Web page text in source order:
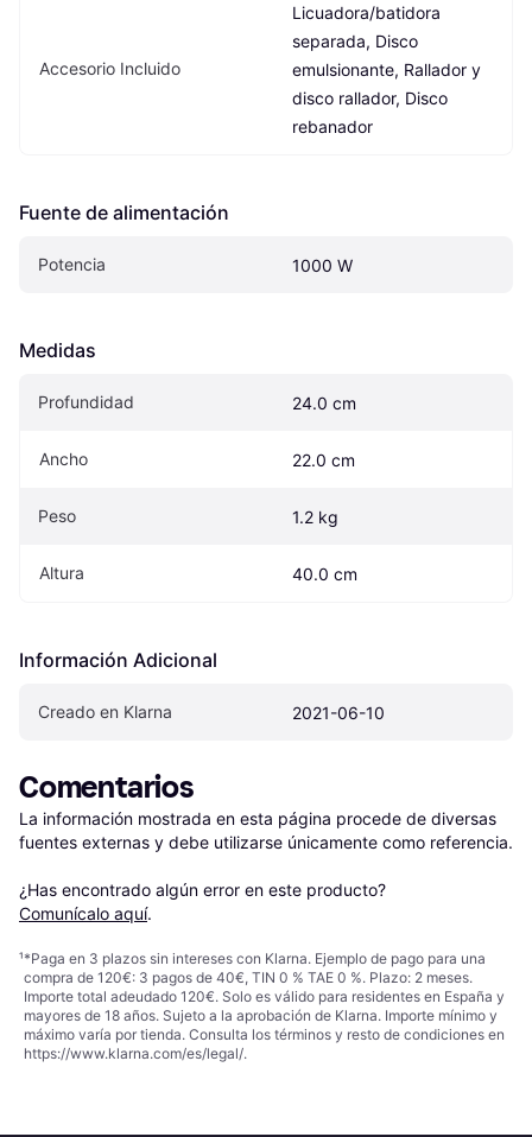
Accesorio Incluido
Licuadora/batidora
separada, Disco
emulsionante, Rallador y
disco rallador, Disco
rebanador
Fuente de alimentación
Potencia 1000 W
Medidas
Profundidad 24.0 cm
Ancho 22.0 cm
Peso 1.2 kg
Altura 40.0 cm
Información Adicional
Creado en Klarna 2021-06-10
Comentarios
La información mostrada en esta página procede de diversas
fuentes externas y debe utilizarse únicamente como referencia.
¿Has encontrado algún error en este producto?
Comunícalo aquí.
¹*Paga en 3 plazos sin intereses con Klarna. Ejemplo de pago para una
compra de 120€: 3 pagos de 40€, TIN 0 % TAE 0 %. Plazo: 2 meses.
Importe total adeudado 120€. Solo es válido para residentes en España y
mayores de 18 años. Sujeto a la aprobación de Klarna. Importe mínimo y
máximo varía por tienda. Consulta los términos y resto de condiciones en
https://www.klarna.com/es/legal/.